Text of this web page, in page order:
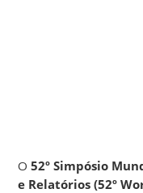
O 52º Simpósio
e Relatórios (52º